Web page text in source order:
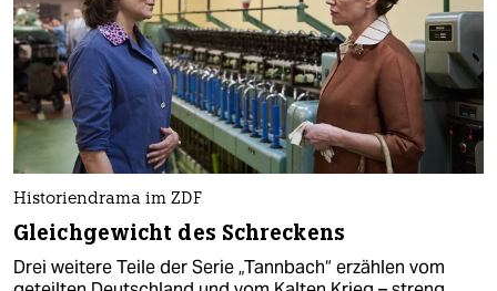
Historiendrama im ZDF
Gleichgewicht des Schreckens
Drei weitere Teile der Serie „Tannbach“ erzählen vom